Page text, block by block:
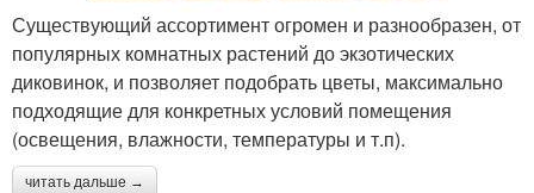
Существующий ассортимент огромен и разнообразен, от
популярных комнатных растений до экзотических
диковинок, и позволяет подобрать цветы, максимально
подходящие для конкретных условий помещения
(освещения, влажности, температуры и т.п).
читать дальше →